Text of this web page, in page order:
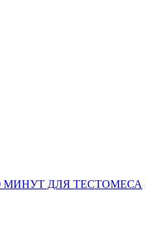
МИНУТ ДЛЯ ТЕСТОМЕСА